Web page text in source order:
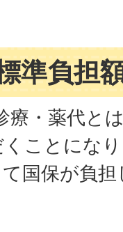
準負担
療・薬代と
ことにな
国保が負